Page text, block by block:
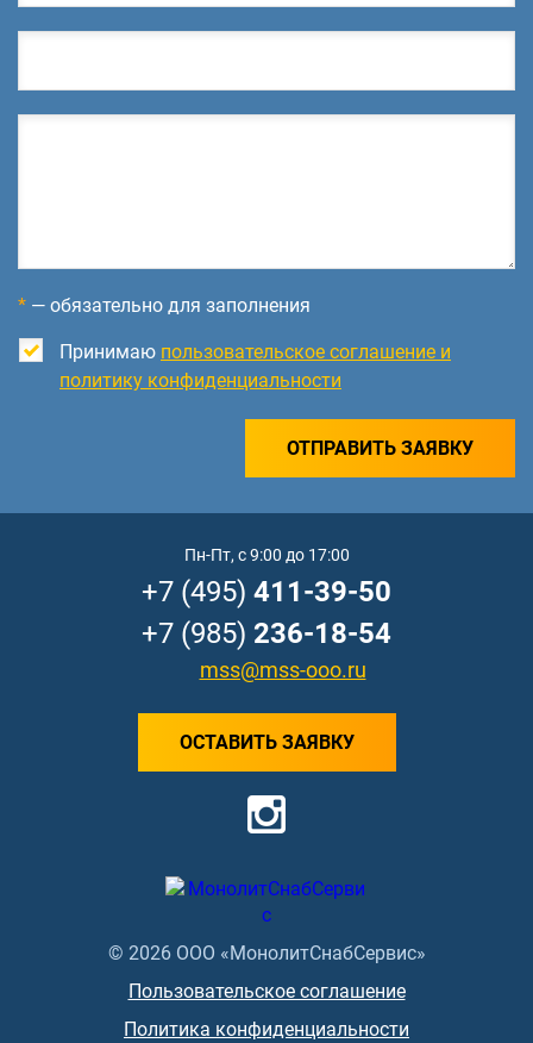
* — обязательно для заполнения
Принимаю пользовательское соглашение и
политику конфиденциальности
ОТПРАВИТЬ ЗАЯВКУ
© 2026 ООО «МонолитСнабСервис»
Пользовательское соглашение
Политика конфиденциальности
Пн-Пт, с 9:00 до 17:00
+7 (495) 411-39-50
+7 (985) 236-18-54
mss@mss-ooo.ru
ОСТАВИТЬ ЗАЯВКУ